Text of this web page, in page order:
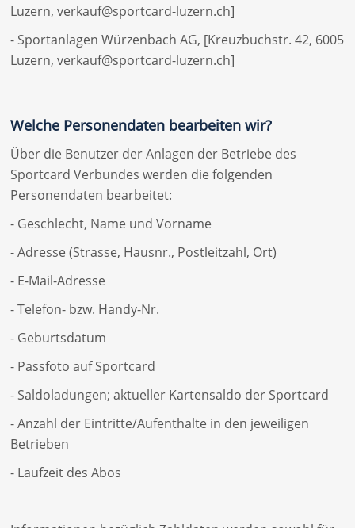
Luzern, verkauf@sportcard-luzern.ch]
- Sportanlagen Würzenbach AG, [Kreuzbuchstr. 42, 6005
Luzern, verkauf@sportcard-luzern.ch]
Welche Personendaten bearbeiten wir?
Über die Benutzer der Anlagen der Betriebe des
Sportcard Verbundes werden die folgenden
Personendaten bearbeitet:
- Geschlecht, Name und Vorname
- Adresse (Strasse, Hausnr., Postleitzahl, Ort)
- E-Mail-Adresse
- Telefon- bzw. Handy-Nr.
- Geburtsdatum
- Passfoto auf Sportcard
- Saldoladungen; aktueller Kartensaldo der Sportcard
- Anzahl der Eintritte/Aufenthalte in den jeweiligen
Betrieben
- Laufzeit des Abos